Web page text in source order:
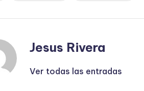
Jesus Rivera
Ver todas las entradas